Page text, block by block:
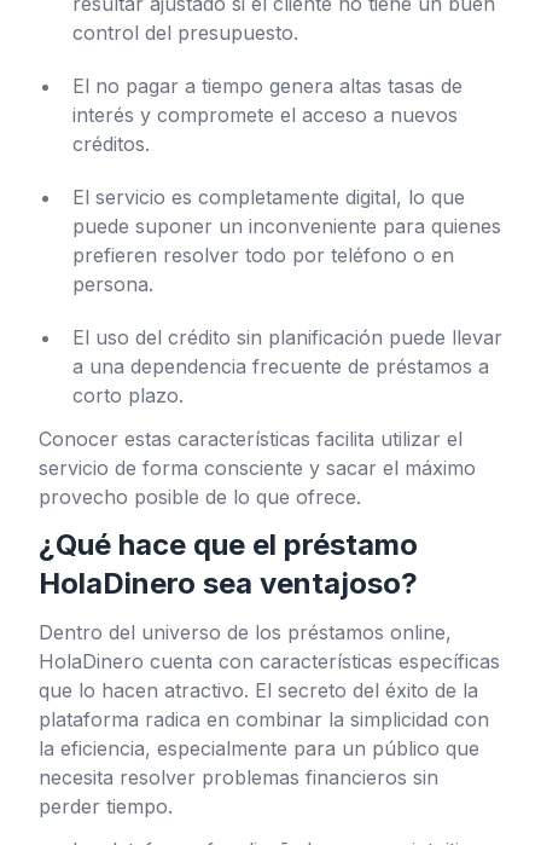
control del presupuesto.
El no pagar a tiempo genera altas tasas de
interés y compromete el acceso a nuevos
créditos.
El servicio es completamente digital, lo que
puede suponer un inconveniente para quienes
prefieren resolver todo por teléfono o en
persona.
El uso del crédito sin planificación puede llevar
a una dependencia frecuente de préstamos a
corto plazo.
Conocer estas características facilita utilizar el
servicio de forma consciente y sacar el máximo
provecho posible de lo que ofrece.
¿Qué hace que el préstamo
HolaDinero sea ventajoso?
Dentro del universo de los préstamos online,
HolaDinero cuenta con características específicas
que lo hacen atractivo. El secreto del éxito de la
plataforma radica en combinar la simplicidad con
la eficiencia, especialmente para un público que
necesita resolver problemas financieros sin
perder tiempo.